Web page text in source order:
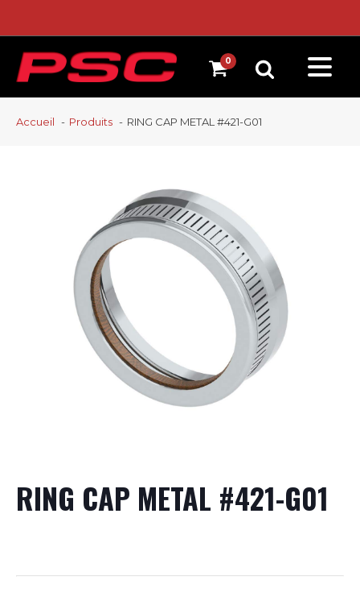
Accueil Produits RING CAP METAL #421-G01
RING CAP METAL #421-G01